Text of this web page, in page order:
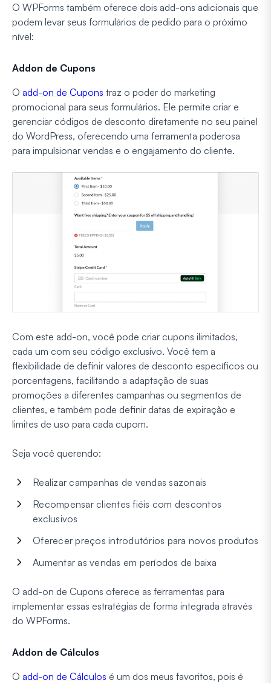
O WPForms também oferece dois add-ons adicionais que
podem levar seus formulários de pedido para o próximo
nível:
Addon de Cupons
O add-on de Cupons traz o poder do marketing
promocional para seus formulários. Ele permite criar e
gerenciar códigos de desconto diretamente no seu painel
do WordPress, oferecendo uma ferramenta poderosa
para impulsionar vendas e o engajamento do cliente.
Com este add-on, você pode criar cupons ilimitados,
cada um com seu código exclusivo. Você tem a
flexibilidade de definir valores de desconto específicos ou
porcentagens, facilitando a adaptação de suas
promoções a diferentes campanhas ou segmentos de
clientes, e também pode definir datas de expiração e
limites de uso para cada cupom.
Seja você querendo:
Realizar campanhas de vendas sazonais
Recompensar clientes fiéis com descontos
exclusivos
Oferecer preços introdutórios para novos produtos
Aumentar as vendas em períodos de baixa
O add-on de Cupons oferece as ferramentas para
implementar essas estratégias de forma integrada através
do WPForms.
Addon de Cálculos
O add-on de Cálculos é um dos meus favoritos, pois é